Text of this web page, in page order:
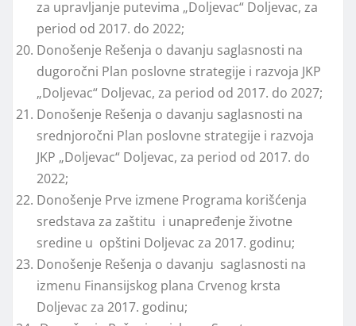
za upravljanje putevima „Doljevac“ Doljevac, za
period od 2017. do 2022;
Donošenje Rešenja o davanju saglasnosti na
dugoročni Plan poslovne strategije i razvoja JKP
„Doljevac“ Doljevac, za period od 2017. do 2027;
Donošenje Rešenja o davanju saglasnosti na
srednjoročni Plan poslovne strategije i razvoja
JKP „Doljevac“ Doljevac, za period od 2017. do
2022;
Donošenje Prve izmene Programa korišćenja
sredstava za zaštitu i unapređenje životne
sredine u opštini Doljevac za 2017. godinu;
Donošenje Rešenja o davanju saglasnosti na
izmenu Finansijskog plana Crvenog krsta
Doljevac za 2017. godinu;